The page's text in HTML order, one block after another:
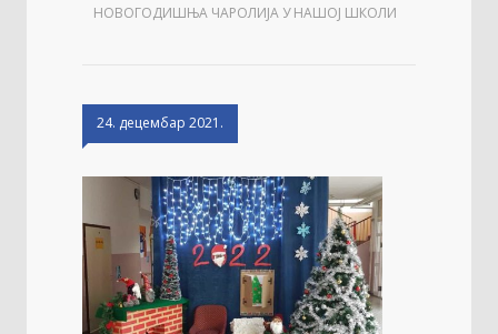
НОВОГОДИШЊА ЧАРОЛИЈА У НАШОЈ ШКОЛИ
24. децембар 2021.